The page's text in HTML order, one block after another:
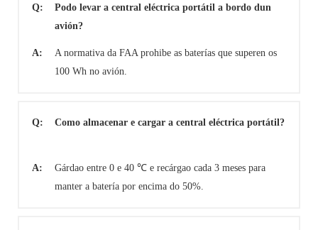
Q:
Podo levar a central eléctrica portátil a bordo dun
avión?
A:
A normativa da FAA prohibe as baterías que superen os
100 Wh no avión.
Q: Como almacenar e cargar a central eléctrica portátil?
A:
Gárdao entre 0 e 40 ℃ e recárgao cada 3 meses para
manter a batería por encima do 50%.